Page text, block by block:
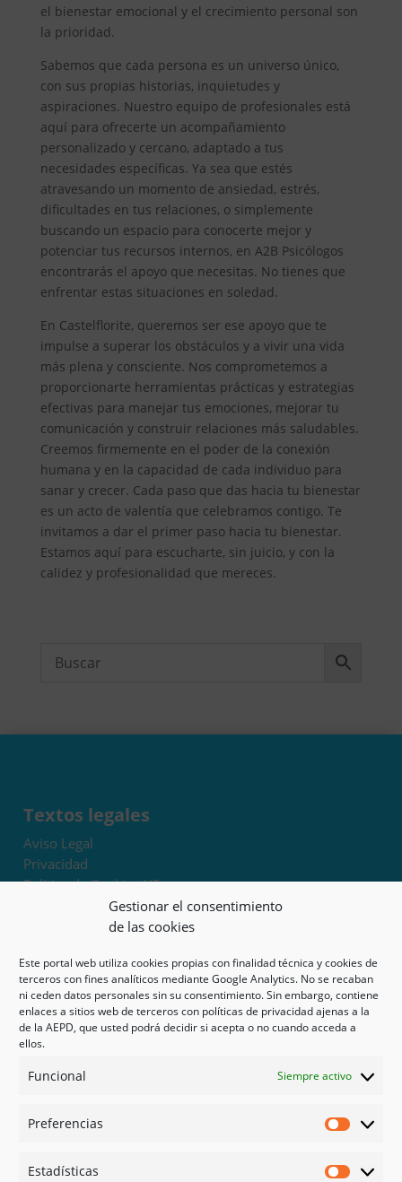
Gestionar el consentimiento
de las cookies
Este portal web utiliza cookies propias con finalidad técnica y cookies de
terceros con fines analíticos mediante Google Analytics. No se recaban
ni ceden datos personales sin su consentimiento. Sin embargo, contiene
enlaces a sitios web de terceros con políticas de privacidad ajenas a la
de la AEPD, que usted podrá decidir si acepta o no cuando acceda a
ellos.
Funcional Siempre activo
Preferencias
Estadísticas
el bienestar emocional y el crecimiento personal son
la prioridad.
Sabemos que cada persona es un universo único,
con sus propias historias, inquietudes y
aspiraciones. Nuestro equipo de profesionales está
aquí para ofrecerte un acompañamiento
personalizado y cercano, adaptado a tus
necesidades específicas. Ya sea que estés
atravesando un momento de ansiedad, estrés,
dificultades en tus relaciones, o simplemente
buscando un espacio para conocerte mejor y
potenciar tus recursos internos, en A2B Psicólogos
encontrarás el apoyo que necesitas. No tienes que
enfrentar estas situaciones en soledad.
En Castelflorite, queremos ser ese apoyo que te
impulse a superar los obstáculos y a vivir una vida
más plena y consciente. Nos comprometemos a
proporcionarte herramientas prácticas y estrategias
efectivas para manejar tus emociones, mejorar tu
comunicación y construir relaciones más saludables.
Creemos firmemente en el poder de la conexión
humana y en la capacidad de cada individuo para
sanar y crecer. Cada paso que das hacia tu bienestar
es un acto de valentía que celebramos contigo. Te
invitamos a dar el primer paso hacia tu bienestar.
Estamos aquí para escucharte, sin juicio, y con la
calidez y profesionalidad que mereces.
Textos legales
Aviso Legal
Privacidad
Política de Cookies UE
Términos y condiciones
Exoneración de responsabilidad
Mapa del sitio
Mi cuenta
Tienda
Psicología en Murcia
Guías
Redes sociales
Instagram